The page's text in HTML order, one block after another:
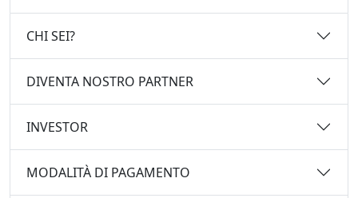
CHI SEI?
DIVENTA NOSTRO PARTNER
INVESTOR
MODALITÀ DI PAGAMENTO